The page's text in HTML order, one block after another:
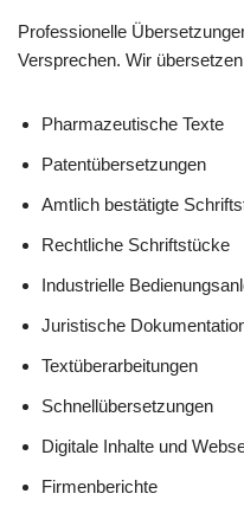
Professionelle
Versprechen. Wir
Pharmazeutische Texte
Patentübersetzungen
Amtlich bestätigte
Rechtliche Schriftstücke
Industrielle
Juristische
Textüberarbeitungen
Schnellübersetzungen
Digitale Inhalte und
Firmenberichte